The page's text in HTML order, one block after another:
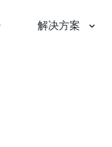
解决方案